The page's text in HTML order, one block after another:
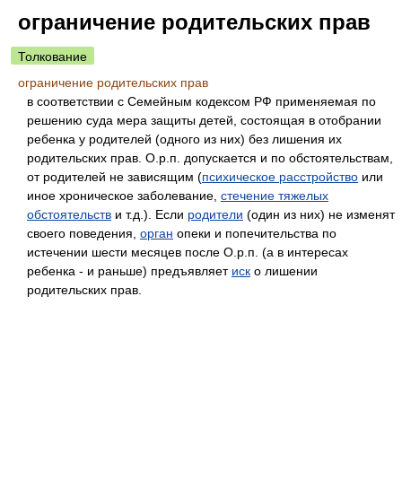
ограничение родительских прав
Толкование
ограничение родительских прав
в соответствии с Семейным кодексом РФ применяемая по
решению суда мера защиты детей, состоящая в отобрании
ребенка у родителей (одного из них) без лишения их
родительских прав. О.р.п. допускается и по обстоятельствам,
от родителей не зависящим (психическое расстройство или
иное хроническое заболевание, стечение тяжелых
обстоятельств и т.д.). Если родители (один из них) не изменят
своего поведения, орган опеки и попечительства по
истечении шести месяцев после О.р.п. (а в интересах
ребенка - и раньше) предъявляет иск о лишении
родительских прав.